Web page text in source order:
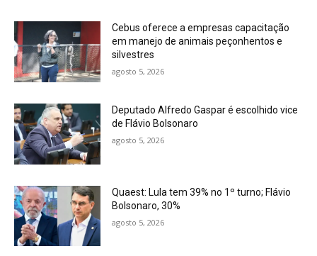
Cebus oferece a empresas capacitação
em manejo de animais peçonhentos e
silvestres
agosto 5, 2026
Deputado Alfredo Gaspar é escolhido vice
de Flávio Bolsonaro
agosto 5, 2026
Quaest: Lula tem 39% no 1º turno; Flávio
Bolsonaro, 30%
agosto 5, 2026